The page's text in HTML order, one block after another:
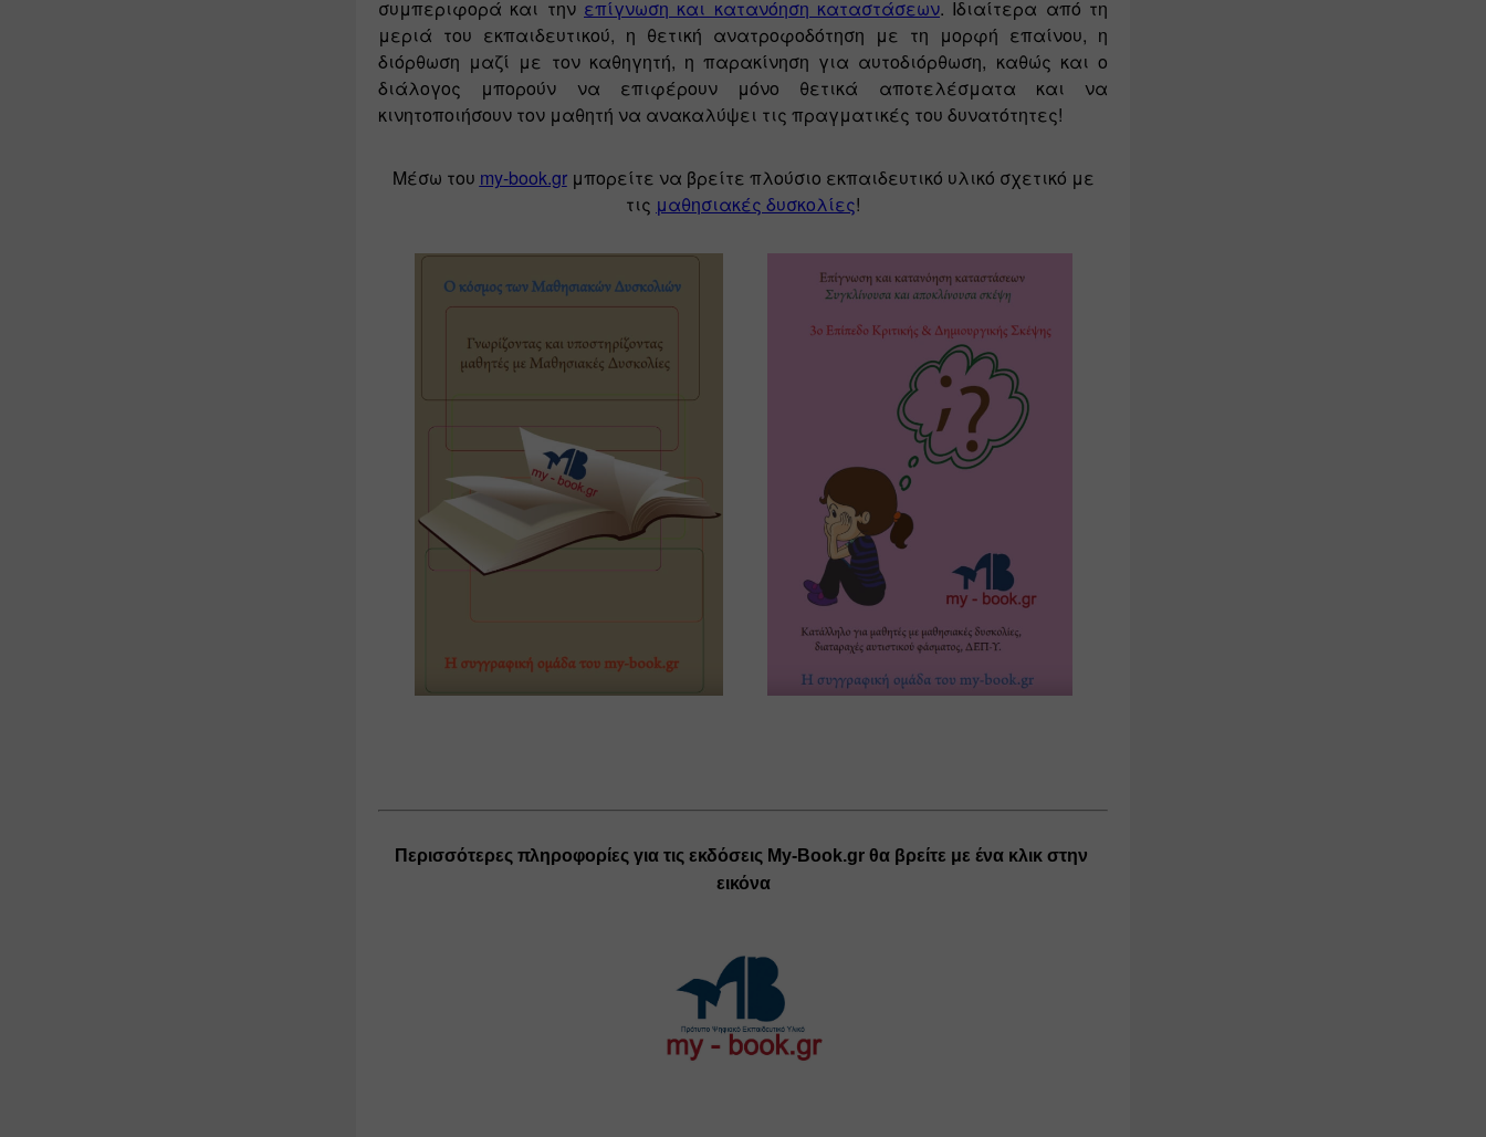
συμπεριφορά και την επίγνωση και κατανόηση καταστάσεων. Ιδιαίτερα από τη
μεριά του εκπαιδευτικού, η θετική ανατροφοδότηση με τη μορφή επαίνου, η
διόρθωση μαζί με τον καθηγητή, η παρακίνηση για αυτοδιόρθωση, καθώς και ο
διάλογος μπορούν να επιφέρουν μόνο θετικά αποτελέσματα και να
κινητοποιήσουν τον μαθητή να ανακαλύψει τις πραγματικές του δυνατότητες!
Μέσω του my-book.gr μπορείτε να βρείτε πλούσιο εκπαιδευτικό υλικό σχετικό με
τις μαθησιακές δυσκολίες!
Περισσότερες πληροφορίες για τις εκδόσεις My-Book.gr θα βρείτε με ένα κλικ στην
εικόνα